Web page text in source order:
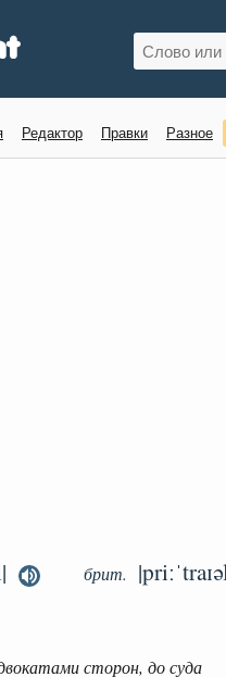
Редактор Правки Разное
брит.
сторон, до суда